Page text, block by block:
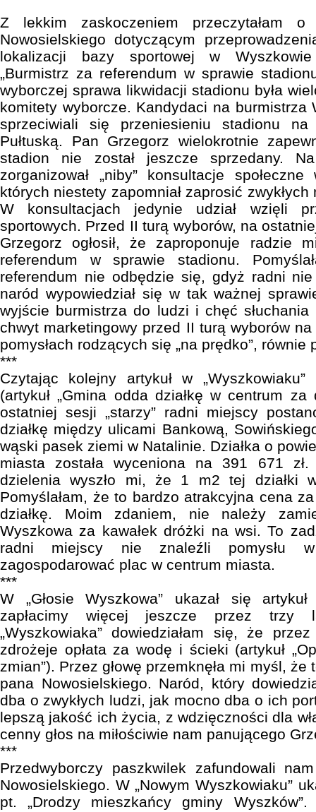
Z lekkim zaskoczeniem przeczytałam
Nowosielskiego dotyczącym
lokalizacji bazy sportowej w Wyszkowie
„Burmistrz za referendum w sprawie
wyborczej sprawa likwidacji stadionu była
komitety wyborcze. Kandydaci na burmistrza
sprzeciwiali się przeniesieniu stadionu
Pułtuską. Pan Grzegorz wielokrotnie
stadion nie został jeszcze sprzedany.
zorganizował „niby” konsultacje
których niestety zapomniał zaprosić
W konsultacjach jedynie udział wzięli
sportowych. Przed II turą wyborów, na
Grzegorz ogłosił, że zaproponuje radzie
referendum w sprawie stadionu.
referendum nie odbędzie się, gdyż radni
naród wypowiedział się w tak ważnej
wyjście burmistrza do ludzi i chęć
chwyt marketingowy przed II turą wyborów
pomysłach rodzących się „na prędko”,
***
Czytając kolejny artykuł w
(artykuł „Gmina odda działkę w centrum za
ostatniej sesji „starzy” radni miejscy
działkę między ulicami Bankową,
wąski pasek ziemi w Natalinie. Działka o
miasta została wyceniona na 391 671
dzielenia wyszło mi, że 1 m2 tej działki
Pomyślałam, że to bardzo atrakcyjna cena
działkę. Moim zdaniem, nie należy
Wyszkowa za kawałek dróżki na wsi. To
radni miejscy nie znaleźli pomysłu
zagospodarować plac w centrum miasta.
***
W „Głosie Wyszkowa” ukazał się
zapłacimy więcej jeszcze przez trzy
„Wyszkowiaka” dowiedziałam się, że
zdrożeje opłata za wodę i ścieki (artykuł
zmian”). Przez głowę przemknęła mi myśl,
pana Nowosielskiego. Naród, który
dba o zwykłych ludzi, jak mocno dba o ich
lepszą jakość ich życia, z wdzięczności dla
cenny głos na miłościwie nam panującego
***
Przedwyborczy paszkwilek zafundowali
Nowosielskiego. W „Nowym Wyszkowiaku”
pt. „Drodzy mieszkańcy gminy Wyszków”.